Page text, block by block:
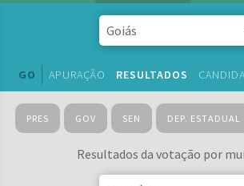
GO APURAÇÃO RESULTADOS
PRES GOV SEN DEP. ESTADUAL
Resultados da votação por